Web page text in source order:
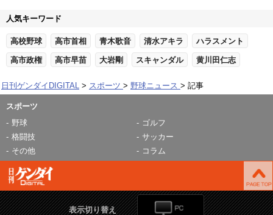
人気キーワード
高校野球 高市首相 青木歌音 清水アキラ ハラスメント
高市政権 高市早苗 大岩剛 スキャンダル 黄川田仁志
日刊ゲンダイDIGITAL スポーツ 野球ニュース 記事
スポーツ
野球
ゴルフ
格闘技
サッカー
その他
コラム
表示切り替え